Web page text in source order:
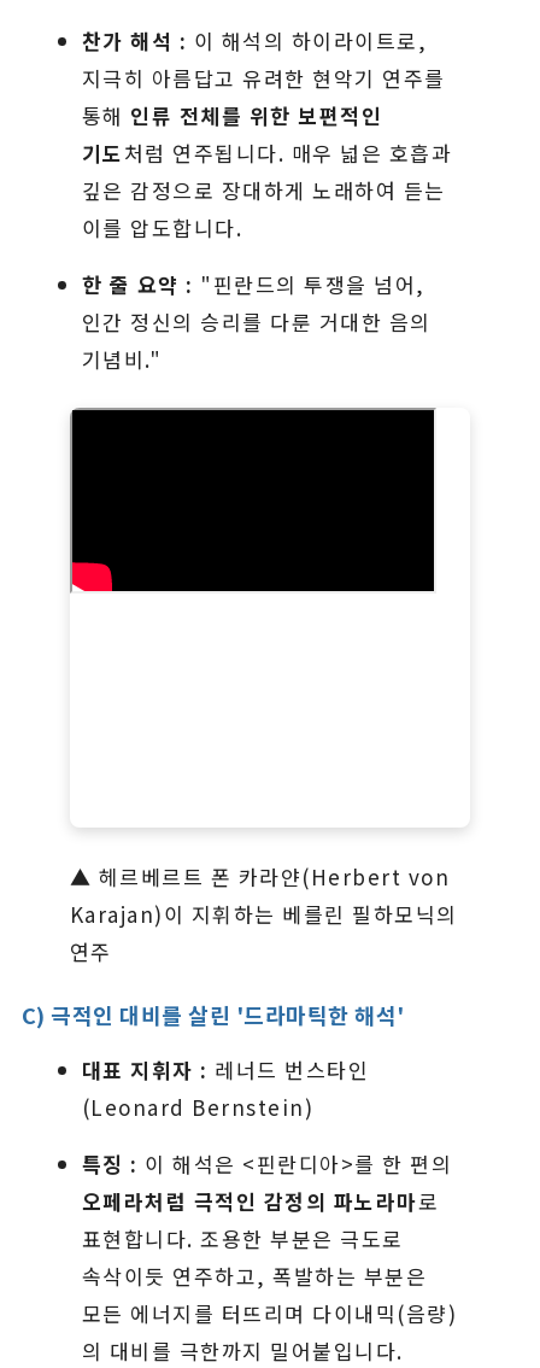
찬가 해석 : 이 해석의 하이라이트로,
지극히 아름답고 유려한 현악기 연주를
통해 인류 전체를 위한 보편적인
기도처럼 연주됩니다. 매우 넓은 호흡과
깊은 감정으로 장대하게 노래하여 듣는
이를 압도합니다.
한 줄 요약 : "핀란드의 투쟁을 넘어,
인간 정신의 승리를 다룬 거대한 음의
기념비."
▲ 헤르베르트 폰 카라얀(Herbert von
Karajan)이 지휘하는 베를린 필하모닉의
연주
C) 극적인 대비를 살린 '드라마틱한 해석'
대표 지휘자 : 레너드 번스타인
(Leonard Bernstein)
특징 : 이 해석은 <핀란디아>를 한 편의
오페라처럼 극적인 감정의 파노라마로
표현합니다. 조용한 부분은 극도로
속삭이듯 연주하고, 폭발하는 부분은
모든 에너지를 터뜨리며 다이내믹(음량)
의 대비를 극한까지 밀어붙입니다.